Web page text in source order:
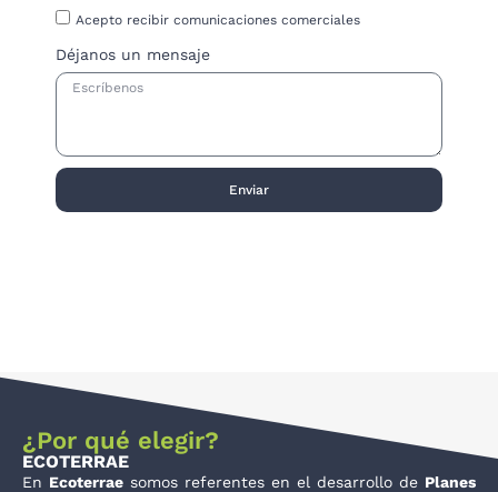
Acepto recibir comunicaciones comerciales
Déjanos un mensaje
Enviar
¿Por qué elegir?
ECOTERRAE
En Ecoterrae somos referentes en el desarrollo de Planes